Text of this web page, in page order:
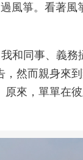
風箏。看著
和同事、義
然而親身來
來，單單在